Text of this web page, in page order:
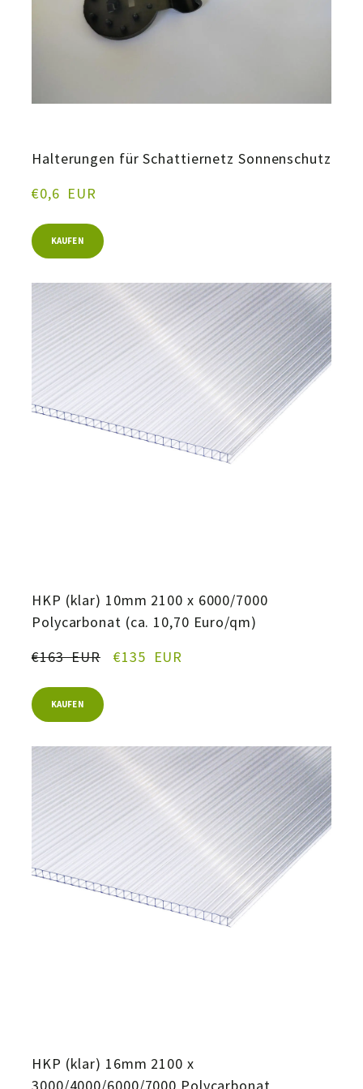
Halterungen für Schattiernetz Sonnenschutz
€0,6  EUR
KAUFEN
HKP (klar) 10mm 2100 x 6000/7000
Polycarbonat (ca. 10,70 Euro/qm)
€163  EUR
€135  EUR
KAUFEN
HKP (klar) 16mm 2100 x